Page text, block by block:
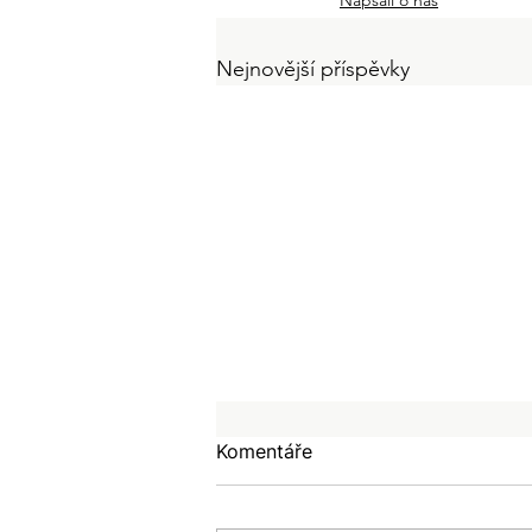
Nejnovější příspěvky
Komentáře